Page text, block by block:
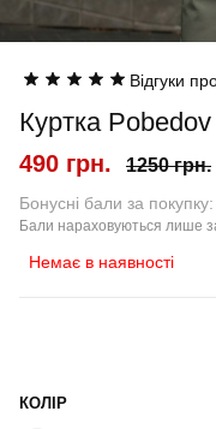
Відгуки
Куртка
490 грн. 1250 грн.
Бонусні бали за покупку:
Бали нараховуються лише
Немає в наявності
КОЛІР